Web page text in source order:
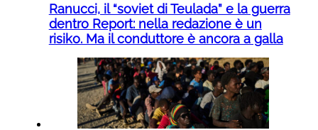
Ranucci, il “soviet di Teulada” e la guerra
dentro Report: nella redazione è un
risiko. Ma il conduttore è ancora a galla